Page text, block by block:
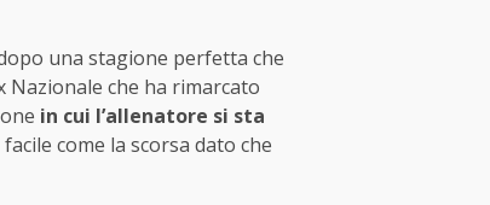
una stagione perfetta che
Nazionale che ha rimarcato
in cui l’allenatore si sta
come la scorsa dato che